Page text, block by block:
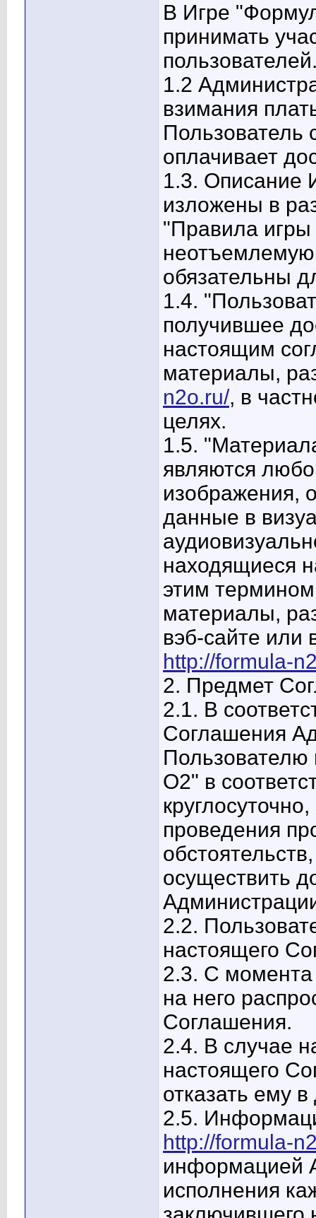
В Игре
принимать
1.2
взимания
Пользователь
оплачивает
1.3. Описание
изложены в
"Правила
неотъемлемую
обязательны
1.4.
получившее
настоящим
материалы,
n2o.ru/, в
целях.
1.5.
являются
изображения,
данные в
находящиеся
этим
материалы,
вэб-сайте или
http://formula-
2. Предмет
2.1. В
Соглашения
О2" в
проведения
осуществить
2.2.
настоящего
2.3. С момента
на него
Соглашения.
2.4. В случае
настоящего
отказать ему
2.5.
http://formula-
информацией
исполнения